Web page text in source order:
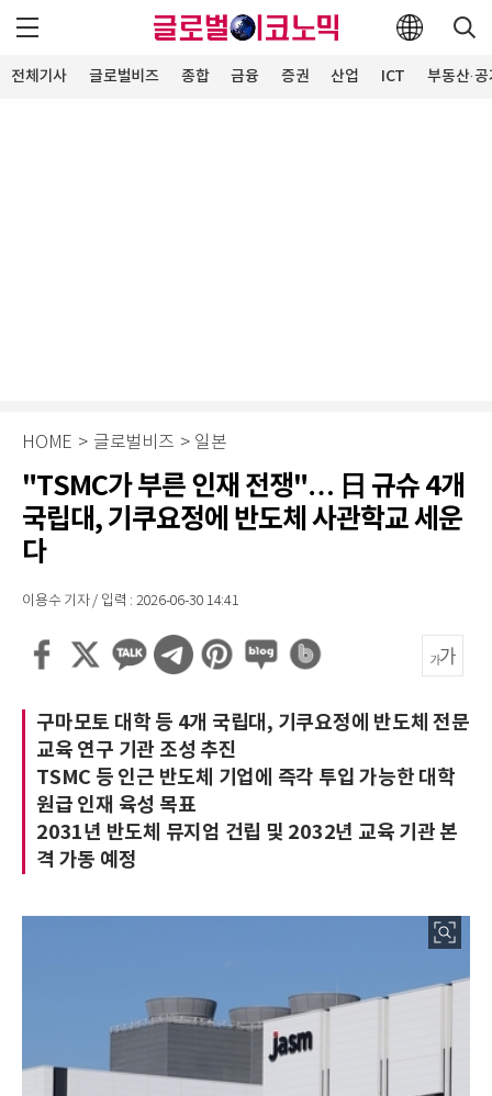
전체기사 글로벌비즈 종합 금융 증권 산업 ICT 부동산·
HOME > 글로벌비즈 > 일본
"TSMC가 부른 인재 전쟁"… 日 규슈 4개
국립대, 기쿠요정에 반도체 사관학교 세운
다
이용수 기자 / 입력 : 2026-06-30 14:41
구마모토 대학 등 4개 국립대, 기쿠요정에 반도체 전문
교육 연구 기관 조성 추진
TSMC 등 인근 반도체 기업에 즉각 투입 가능한 대학
원급 인재 육성 목표
2031년 반도체 뮤지엄 건립 및 2032년 교육 기관 본
격 가동 예정